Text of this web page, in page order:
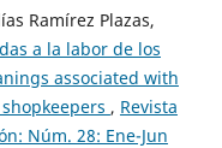
Ramírez Plazas,
a la labor de los
associated with
, Revista
Núm. 28: Ene-Jun